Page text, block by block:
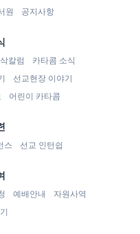
원 공지사항
칼럼
카타콤 소식
선교현장 이야기
어린이 카타콤
스 선교 인턴쉽
예배안내
자원사역